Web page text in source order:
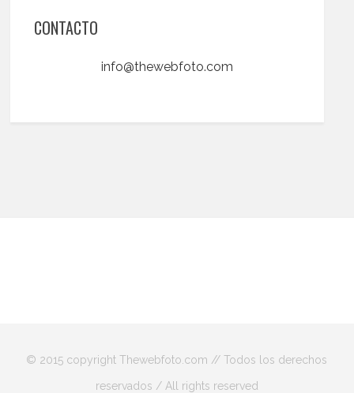
CONTACTO
info@thewebfoto.com
© 2015 copyright Thewebfoto.com // Todos los derechos
reservados / All rights reserved